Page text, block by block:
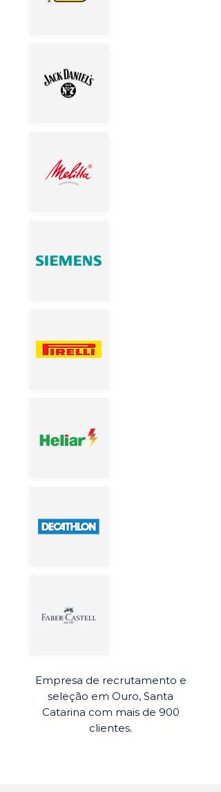
Empresa de recrutamento e
seleção em Ouro, Santa
Catarina com mais de 900
clientes.